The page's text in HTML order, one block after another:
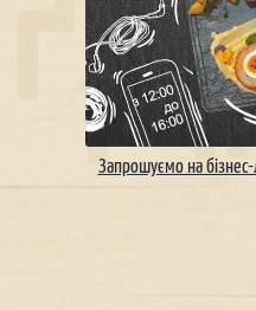
Запрошуємо на